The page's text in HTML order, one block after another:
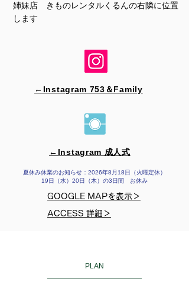
姉妹店 きものレンタルくるんの右隣に位置
します
←Instagram 753＆​Family
←Instagram 成人式
夏休み休業のお知らせ：2026年8月18日（火曜定休）
19日（水）20日（木）の3日間 お休み
GOOGLE MAPを表示＞
ACCESS 詳細＞
PLAN